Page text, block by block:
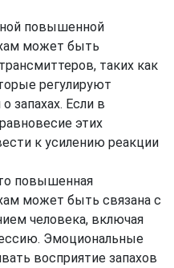
повышенной
может быть
таких как
регулируют
запахах. Если в
этих
к усилению реакции
повышенная
может быть связана с
человека, включая
Эмоциональные
восприятие запахов